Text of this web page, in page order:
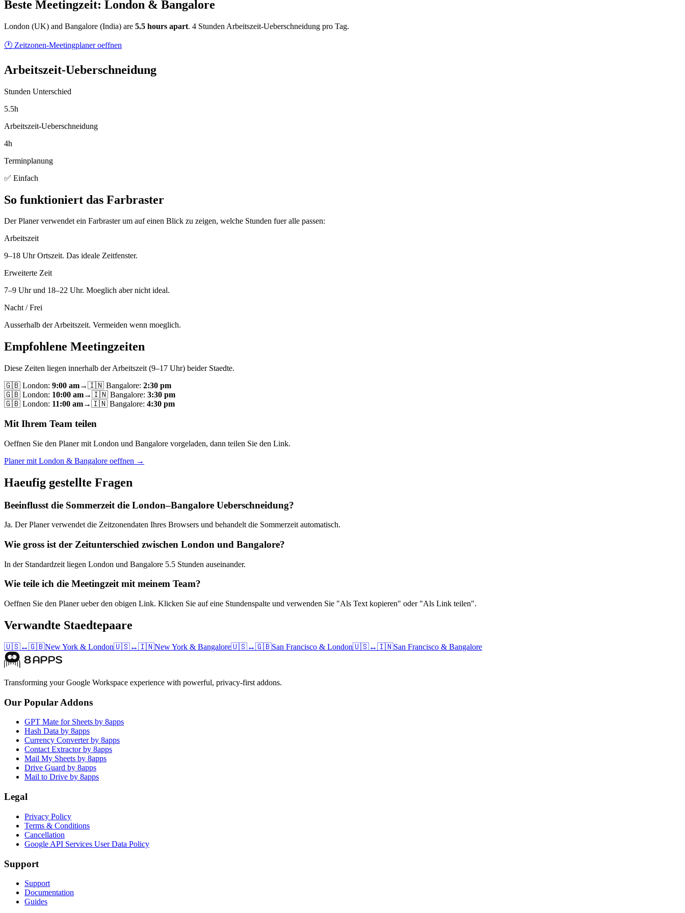
Beste Meetingzeit: London & Bangalore
London (UK) and Bangalore (India) are 5.5 hours apart. 4 Stunden Arbeitszeit-Ueberschneidung pro Tag.
🕐 Zeitzonen-Meetingplaner oeffnen
Arbeitszeit-Ueberschneidung
Stunden Unterschied
5.5h
Arbeitszeit-Ueberschneidung
4h
Terminplanung
✅ Einfach
So funktioniert das Farbraster
Der Planer verwendet ein Farbraster um auf einen Blick zu zeigen, welche Stunden fuer alle passen:
Arbeitszeit
9–18 Uhr Ortszeit. Das ideale Zeitfenster.
Erweiterte Zeit
7–9 Uhr und 18–22 Uhr. Moeglich aber nicht ideal.
Nacht / Frei
Ausserhalb der Arbeitszeit. Vermeiden wenn moeglich.
Empfohlene Meetingzeiten
Diese Zeiten liegen innerhalb der Arbeitszeit (9–17 Uhr) beider Staedte.
🇬🇧 London: 9:00 am→🇮🇳 Bangalore: 2:30 pm
🇬🇧 London: 10:00 am→🇮🇳 Bangalore: 3:30 pm
🇬🇧 London: 11:00 am→🇮🇳 Bangalore: 4:30 pm
Mit Ihrem Team teilen
Oeffnen Sie den Planer mit London und Bangalore vorgeladen, dann teilen Sie den Link.
Planer mit London & Bangalore oeffnen →
Haeufig gestellte Fragen
Beeinflusst die Sommerzeit die London–Bangalore Ueberschneidung?
Ja. Der Planer verwendet die Zeitzonendaten Ihres Browsers und behandelt die Sommerzeit automatisch.
Wie gross ist der Zeitunterschied zwischen London und Bangalore?
In der Standardzeit liegen London und Bangalore 5.5 Stunden auseinander.
Wie teile ich die Meetingzeit mit meinem Team?
Oeffnen Sie den Planer ueber den obigen Link. Klicken Sie auf eine Stundenspalte und verwenden Sie "Als Text kopieren" oder "Als Link teilen".
Verwandte Staedtepaare
🇺🇸↔🇬🇧New York & London🇺🇸↔🇮🇳New York & Bangalore🇺🇸↔🇬🇧San Francisco & London🇺🇸↔🇮🇳San Francisco & Bangalore
Transforming your Google Workspace experience with powerful, privacy-first addons.
Our Popular Addons
GPT Mate for Sheets by 8apps
Hash Data by 8apps
Currency Converter by 8apps
Contact Extractor by 8apps
Mail My Sheets by 8apps
Drive Guard by 8apps
Mail to Drive by 8apps
Legal
Privacy Policy
Terms & Conditions
Cancellation
Google API Services User Data Policy
Support
Support
Documentation
Guides